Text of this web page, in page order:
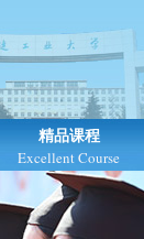
精品课程
Excellent Course